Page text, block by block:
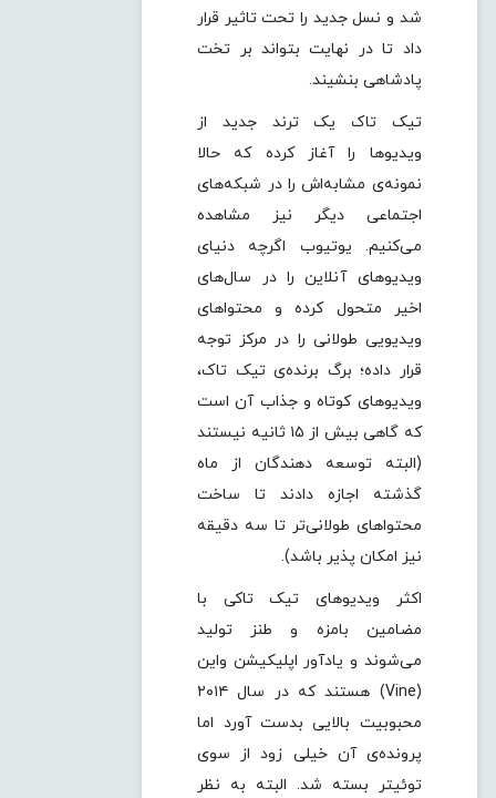
شد و نسل جدید را تحت تاثیر قرار
داد تا در نهایت بتواند بر تخت
پادشاهی بنشیند.
تیک تاک یک ترند جدید از
ویدیوها را آغاز کرده که حالا
نمونه‌‌ی مشابه‌‎اش را در شبکه‌های
اجتماعی دیگر نیز مشاهده
می‌کنیم. یوتیوب اگرچه دنیای
ویدیوهای آنلاین را در سال‌های
اخیر متحول کرده و محتواهای
ویدیویی طولانی را در مرکز توجه
قرار داده؛ برگ برنده‌ی تیک تاک،
ویدیوهای کوتاه و جذاب آن است
که گاهی بیش از ۱۵ ثانیه نیستند
(البته توسعه دهندگان از ماه
گذشته اجازه دادند تا ساخت
محتواهای طولانی‌تر تا سه دقیقه
نیز امکان پذیر باشد).
اکثر ویدیوهای تیک تاکی با
مضامین بامزه و طنز تولید
می‌شوند و یادآور اپلیکیشن واین
(Vine) هستند که در سال ۲۰۱۴
محبوبیت بالایی بدست آورد اما
پرونده‌ی آن خیلی زود از سوی
توئیتر بسته شد. البته به نظر